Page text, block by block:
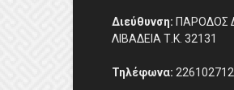
Διεύθυνση: ΠΑΡΟΔΟΣ
ΛΙΒΑΔΕΙΑ Τ.Κ. 32131
Τηλέφωνα: